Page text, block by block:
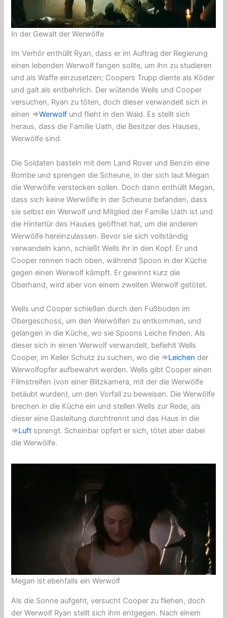
In der Gewalt der Werwölfe
Im Verhör enthüllt Ryan, dass er im Auftrag der Regierung
einen lebenden Werwolf fangen sollte, um ihn zu studieren
und als Waffe einzusetzen; Coopers Trupp diente als Köder
und galt als entbehrlich. Der wütende Wells und Cooper
versuchen, Ryan zu töten, doch dieser verwandelt sich in
einen ⇒Werwolf und flieht in den Wald. Es stellt sich
heraus, dass die Familie Uath, die Besitzer des Hauses,
Werwölfe sind.
Die Soldaten basteln mit dem Land Rover und Benzin eine
Bombe und sprengen die Scheune, in der sich laut Megan
die Werwölfe verstecken sollen. Doch dann enthüllt Megan,
dass sich keine Werwölfe in der Scheune befanden, dass
sie selbst ein Werwolf und Mitglied der Familie Uath ist und
die Hintertür des Hauses geöffnet hat, um die anderen
Werwölfe hereinzulassen. Bevor sie sich vollständig
verwandeln kann, schießt Wells ihr in den Kopf. Er und
Cooper rennen nach oben, während Spoon in der Küche
gegen einen Werwolf kämpft. Er gewinnt kurz die
Oberhand, wird aber von einem zweiten Werwolf getötet.
Wells und Cooper schießen durch den Fußboden im
Obergeschoss, um den Werwölfen zu entkommen, und
gelangen in die Küche, wo sie Spoons Leiche finden. Als
dieser sich in einen Werwolf verwandelt, befiehlt Wells
Cooper, im Keller Schutz zu suchen, wo die ⇒Leichen der
Werwolfopfer aufbewahrt werden. Wells gibt Cooper einen
Filmstreifen (von einer Blitzkamera, mit der die Werwölfe
betäubt wurden), um den Vorfall zu beweisen. Die Werwölfe
brechen in die Küche ein und stellen Wells zur Rede, als
dieser eine Gasleitung durchtrennt und das Haus in die
⇒Luft sprengt. Scheinbar opfert er sich, tötet aber dabei
die Werwölfe.
Megan ist ebenfalls ein Werwolf
Als die Sonne aufgeht, versucht Cooper zu fliehen, doch
der Werwolf Ryan stellt sich ihm entgegen. Nach einem